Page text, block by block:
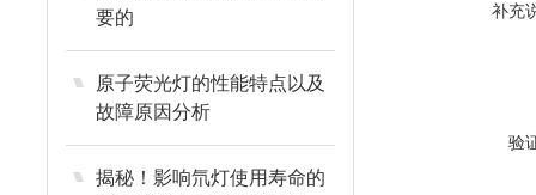
要的
原子荧光灯的性能特点以及
故障原因分析
揭秘！影响氘灯使用寿命的
补充
验